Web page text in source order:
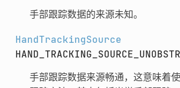
手部跟踪数据的来源未知。
HandTrackingSource
手部跟踪数据来源畅通，这意味着